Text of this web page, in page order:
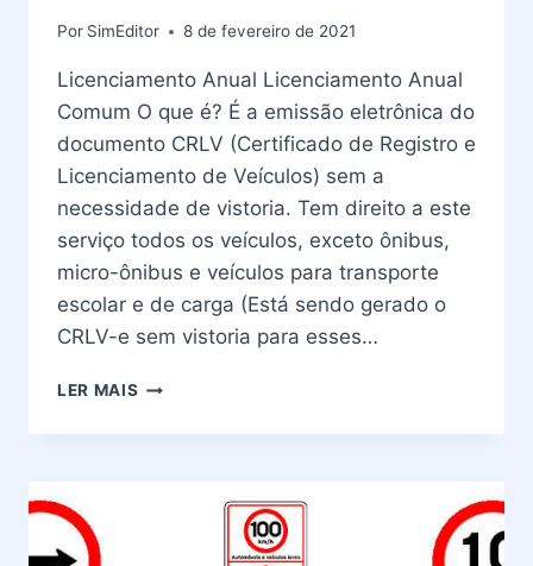
Por SimEditor 8 de fevereiro de 2021
Licenciamento Anual Licenciamento Anual
Comum O que é? É a emissão eletrônica do
documento CRLV (Certificado de Registro e
Licenciamento de Veículos) sem a
necessidade de vistoria. Tem direito a este
serviço todos os veículos, exceto ônibus,
micro-ônibus e veículos para transporte
escolar e de carga (Está sendo gerado o
CRLV-e sem vistoria para esses…
LER MAIS LICENCIAMENTO
DETRAN